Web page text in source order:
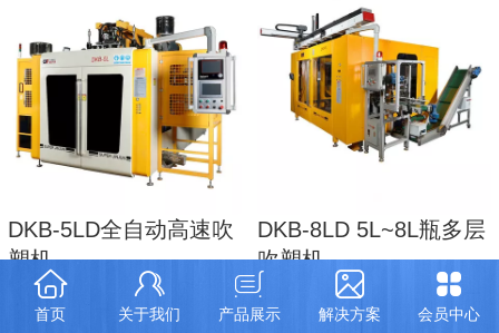
DKB-5LD全自动高速吹
塑机
DKB-8LD 5L~8L瓶多层
吹塑机
在线询价
首页 关于我们 产品展示 解决方案 会员中心